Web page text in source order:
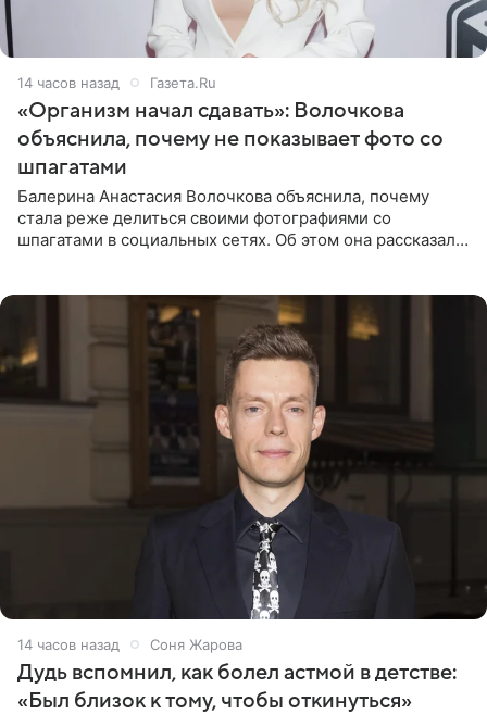
14 часов назад Газета.Ru
«Организм начал сдавать»: Волочкова
объяснила, почему не показывает фото со
шпагатами
Балерина Анастасия Волочкова объяснила, почему
стала реже делиться своими фотографиями со
шпагатами в социальных сетях. Об этом она рассказала
14 часов назад Соня Жарова
Дудь вспомнил, как болел астмой в детстве:
«Был близок к тому, чтобы откинуться»